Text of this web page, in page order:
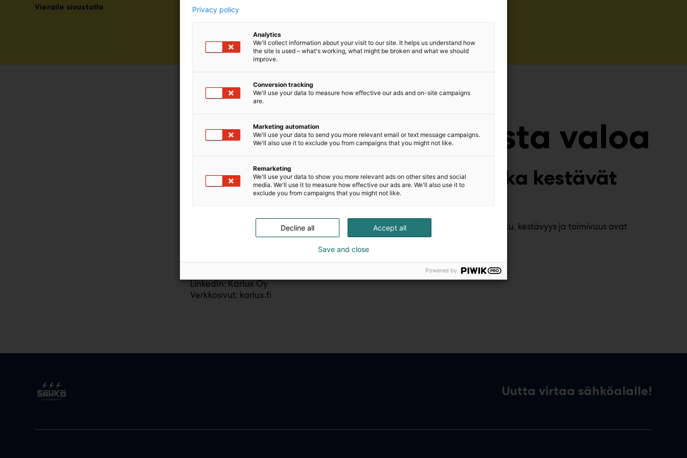
Vieraile sivustolla
Puhtaasti suomalaista valoa
Innovatiivisia LED-valaisimia, jotka kestävät
Valaisimemme yhdistävät tyylikkään muotoilun ja innovatiivisen ajattelun. Laatu, kestävyys ja toimivuus ovat
suunnittelumme kulmakiviä – valoa, joka ilahduttaa vuodesta toiseen.
Instagram: @karluxoy
LinkedIn: Karlux Oy
Verkkosivut: karlux.fi
Uutta virtaa sähköalalle!
Privacy policy
Analytics
We'll collect information about your visit to our site. It helps us understand how
the site is used – what's working, what might be broken and what we should
improve.
Conversion tracking
We'll use your data to measure how effective our ads and on-site campaigns
are.
Marketing automation
We'll use your data to send you more relevant email or text message campaigns.
We'll also use it to exclude you from campaigns that you might not like.
Remarketing
We'll use your data to show you more relevant ads on other sites and social
media. We'll use it to measure how effective our ads are. We'll also use it to
exclude you from campaigns that you might not like.
Accept all
Decline all
Save and close
Powered by